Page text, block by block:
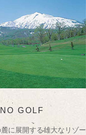
GOLF
に展開する雄大なリゾー